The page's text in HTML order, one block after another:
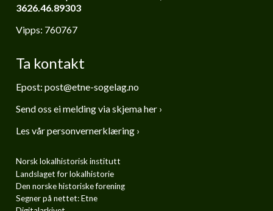
3626.46.89303
Vipps: 760767
Ta kontakt
Epost: post@etne-sogelag.no
Send oss ei melding via skjema her ›
Les vår personvernerklæring ›
Norsk lokalhistorisk institutt
Landslaget for lokalhistorie
Den norske historiske forening
Segner på nettet: Etne